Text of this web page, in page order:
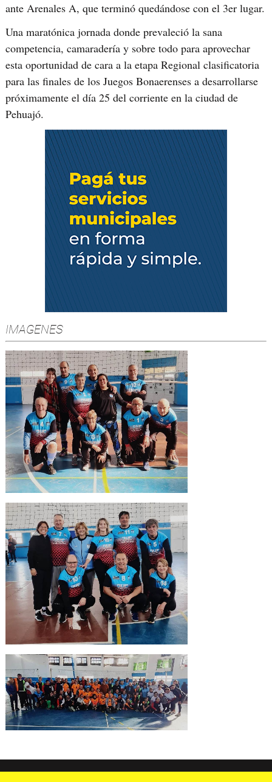
ante Arenales A, que terminó quedándose con el 3er lugar.
Una maratónica jornada donde prevaleció la sana
competencia, camaradería y sobre todo para aprovechar
esta oportunidad de cara a la etapa Regional clasificatoria
para las finales de los Juegos Bonaerenses a desarrollarse
próximamente el día 25 del corriente en la ciudad de
Pehuajó.
IMAGENES